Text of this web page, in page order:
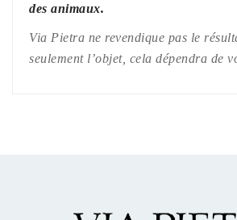
des animaux.
Via Pietra ne revendique pas le
seulement l’objet, cela dépendra de